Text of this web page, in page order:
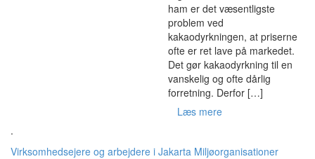
ham er det væsentligste
problem ved
kakaodyrkningen, at priserne
ofte er ret lave på markedet.
Det gør kakaodyrkning til en
vanskelig og ofte dårlig
forretning. Derfor […]
Læs mere
.
Virksomhedsejere og arbejdere i Jakarta Miljøorganisationer